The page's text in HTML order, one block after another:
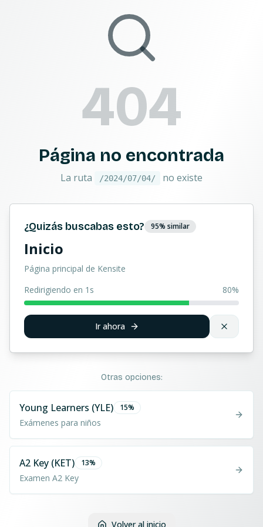
404
Página no encontrada
La ruta /2024/07/04/ no existe
¿Quizás buscabas esto? 95% similar
Inicio
Página principal de Kensite
Redirigiendo en 1s
80%
Ir ahora
Otras opciones:
Young Learners (YLE) 15%
Exámenes para niños
A2 Key (KET) 13%
Examen A2 Key
Volver al inicio